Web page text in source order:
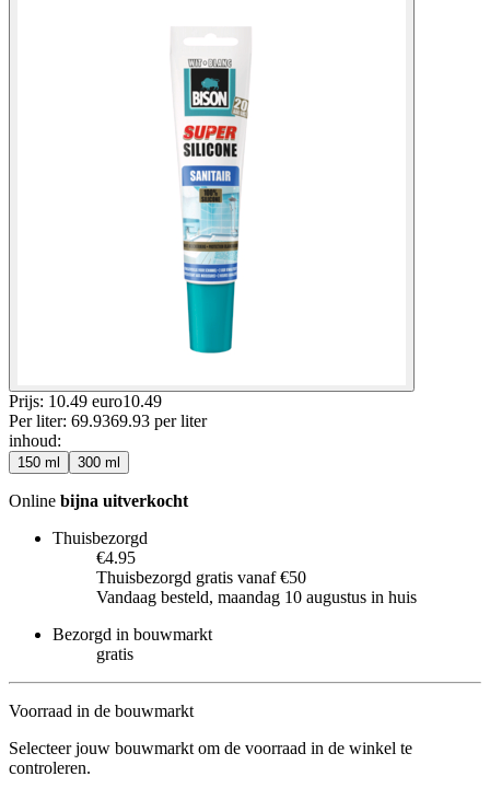
Prijs: 10.49 euro10.49
Per liter: 69.9369.93 per liter
inhoud:
150 ml 300 ml
Online bijna uitverkocht
Thuisbezorgd
€4.95
Thuisbezorgd gratis vanaf €50
Vandaag besteld, maandag 10 augustus in huis
Bezorgd in bouwmarkt
gratis
Voorraad in de bouwmarkt
Selecteer jouw bouwmarkt om de voorraad in de winkel te
controleren.